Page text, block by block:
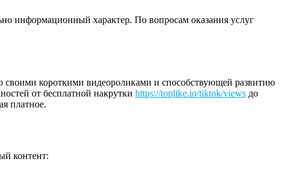
информационный характер. По вопросам оказания услуг
короткими видеороликами и способствующей развитию
от бесплатной накрутки https://toplike.io/tiktok/views до
платное.
контент: